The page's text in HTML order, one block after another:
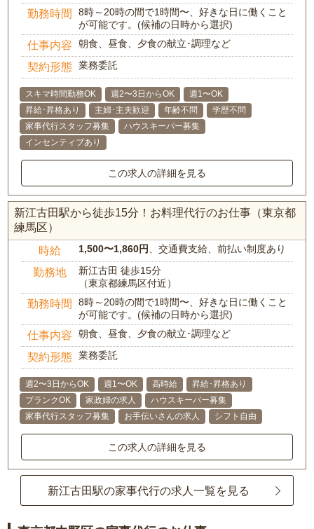
勤務時間
8時～20時の間で1時間〜、好きな日に働くこと
が可能です。(候補の日時から選択)
仕事内容 朝食、昼食、夕食の献立･調理など
契約形態 業務委託
スキマ時間勤務OK 週2〜3日からOK
週1〜OK
昇給･昇格あり
主婦･主夫歓迎 年齢不問
学歴不問
家事代行スタッフ募集
ハウスキーパー募集
インセンティブあり
この求人の詳細を見る
新江古田駅から徒歩15分！お料理代行のお仕事（東京都
練馬区）
時給 1,500〜1,860円、交通費支給、前払い制度あり
勤務地
新江古田 徒歩15分
（東京都練馬区付近）
勤務時間
8時～20時の間で1時間〜、好きな日に働くこと
が可能です。(候補の日時から選択)
仕事内容 朝食、昼食、夕食の献立･調理など
契約形態 業務委託
週2〜3日からOK 週1〜OK 高時給
昇給･昇格あり
ブランクOK
家政婦の求人
ハウスキーパー募集
家事代行スタッフ募集
お手伝いさんの求人 シフト自由
この求人の詳細を見る
新江古田駅の家事代行の求人一覧を見る